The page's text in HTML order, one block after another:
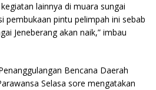
lainnya di muara sungai
pembukaan pintu pelimpah ini sebab
Jeneberang akan naik,” imbau
Bencana Daerah
Selasa sore mengatakan